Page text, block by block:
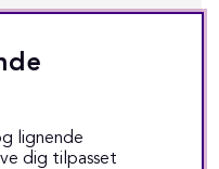
lignende
dig tilpasset